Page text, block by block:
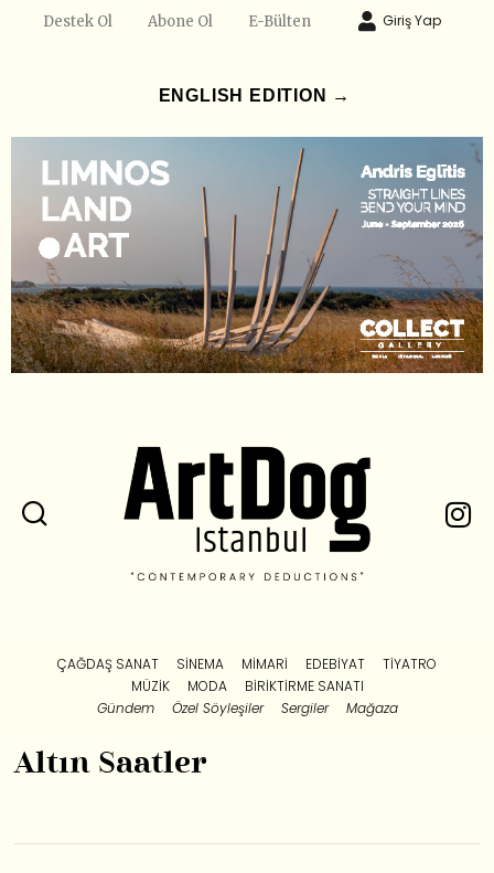
Destek Ol Abone Ol E-Bülten Giriş Yap
ENGLISH EDITION →
ÇAĞDAŞ SANAT SINEMA MIMARI EDEBIYAT
TIYATRO
MÜZIK
MODA
BIRIKTIRME SANATI
Gündem
Özel Söyleşiler Sergiler Mağaza
Altın Saatler